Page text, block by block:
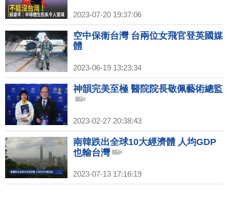
2023-07-20 19:37:06
空中保衛台灣 台兩位女飛官登英國媒
體
2023-06-19 13:23:34
神韻完美至極 醫院院長敬佩藝術總監
2023-02-27 20:38:43
南韓跌出全球10大經濟體 人均GDP
也輸台灣
2023-07-13 17:16:19